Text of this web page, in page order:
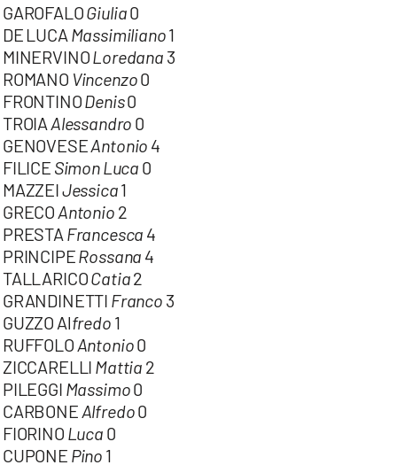
GAROFALOGiulia0
DE LUCA Massimiliano1
MINERVINOLoredana 3
ROMANO Vincenzo0
FRONTINODenis0
TROIA Alessandro 0
GENOVESEAntonio 4
FILICE Simon Luca 0
MAZZEIJessica1
GRECO Antonio 2
PRESTA Francesca 4
PRINCIPERossana 4
TALLARICOCatia2
GRANDINETTI Franco 3
GUZZO Alfredo 1
RUFFOLO Antonio0
ZICCARELLI Mattia 2
PILEGGI Massimo0
CARBONE Alfredo0
FIORINO Luca 0
CUPONE Pino 1